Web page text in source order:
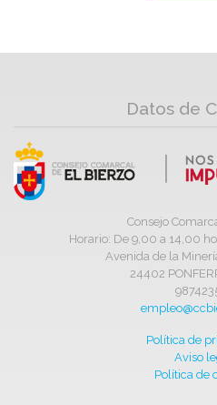
Datos de
Consejo
Horario: De 9,00 a 14,00
Avenida de la
24402
Política de
Aviso
Política de